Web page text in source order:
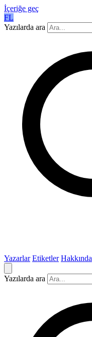
İçeriğe geç
FL
Yazılarda ara
Yazarlar Etiketler Hakkında
Yazılarda ara